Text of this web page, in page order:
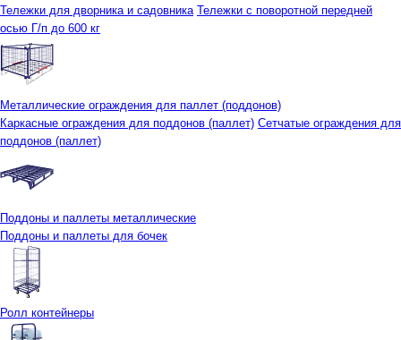
Тележки для дворника и садовника Тележки с поворотной передней
осью Г/п до 600 кг
Металлические ограждения для паллет (поддонов)
Каркасные ограждения для поддонов (паллет) Сетчатые ограждения для
поддонов (паллет)
Поддоны и паллеты металлические
Поддоны и паллеты для бочек
Ролл контейнеры